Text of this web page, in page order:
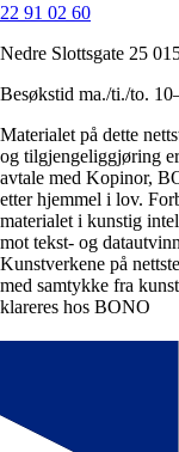
22 91 02 60
Nedre Slottsgate 25
Besøkstid ma./ti./to.
Materialet på dette
og tilgjengeliggjøring
avtale med Kopinor,
etter hjemmel i lov.
materialet i kunstig
mot tekst- og
Kunstverkene på
med samtykke fra
klareres hos BONO